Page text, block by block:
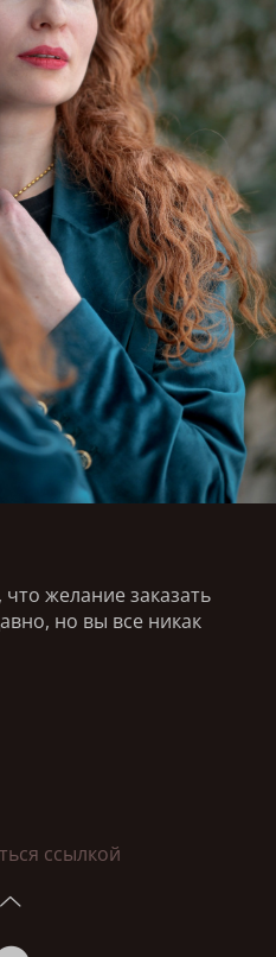
желание заказать
но вы все никак
ссылкой